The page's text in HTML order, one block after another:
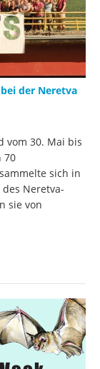
der Neretva
vom 30. Mai bis
70
sich in
Neretva-
sie von